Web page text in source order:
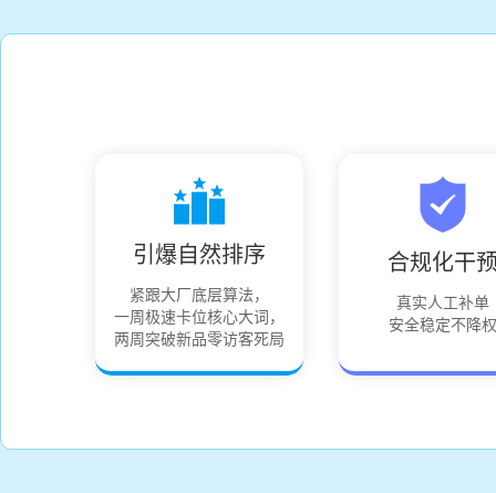
引爆自然排序
紧跟大厂底层算法，
一周极速卡位核心大词，
两周突破新品零访客死局
合规化干
真实人工补单
安全稳定不降权